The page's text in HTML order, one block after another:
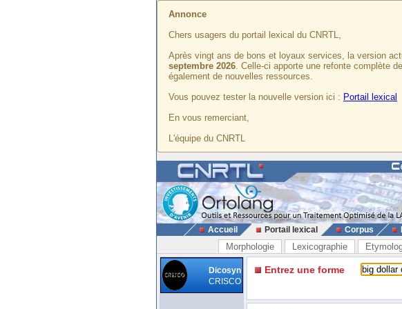
Annonce
Chers usagers du portail lexical du CNRTL,
Après vingt ans de bons et loyaux services, la version
septembre 2026. Celle-ci apporte une refonte complète
également de nouvelles ressources.
Vous pouvez tester la nouvelle version ici : Portail lexical
En vous remerciant,
L'équipe du CNRTL
Accueil Portail lexical Corpus
Morphologie Lexicographie
Dicosyn
CRISCO
Entrez une forme